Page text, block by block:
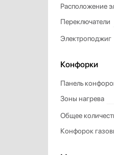
Расположение
Переключатели
Конфорки
Панель
Зоны нагрева
Общее
Конфорок